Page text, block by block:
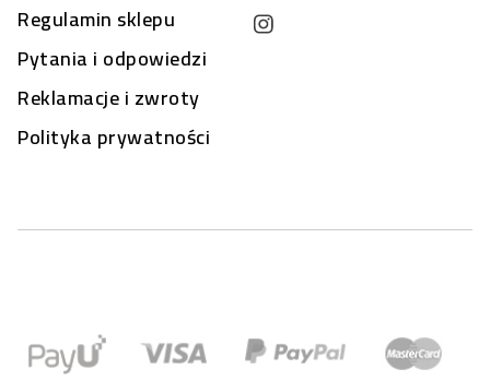
Regulamin sklepu
Pytania i odpowiedzi
Reklamacje i zwroty
Polityka prywatności